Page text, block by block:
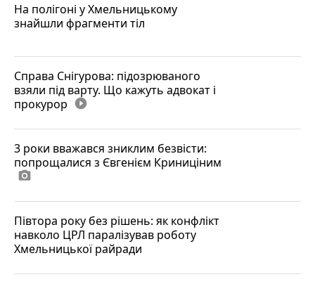
На полігоні у Хмельницькому
знайшли фрагменти тіл
Справа Снігурова: підозрюваного
взяли під варту. Що кажуть адвокат і
прокурор play_circle_filled
3 роки вважався зниклим безвісти:
попрощалися з Євгенієм Криниціним
photo_camera
Півтора року без рішень: як конфлікт
навколо ЦРЛ паралізував роботу
Хмельницької райради